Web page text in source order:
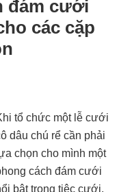
đám cưới
các cặp
tổ chức một lễ cưới
dâu chú rể cần phải
chọn cho mình một
cách đám cưới
bật trong tiệc cưới.